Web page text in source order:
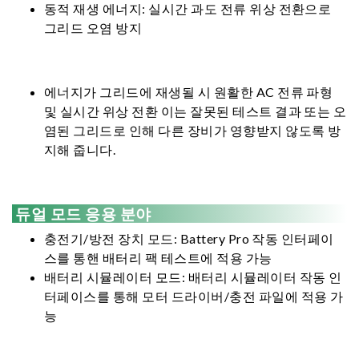
동적 재생 에너지: 실시간 과도 전류 위상 전환으로
그리드 오염 방지
에너지가 그리드에 재생될 시 원활한 AC 전류 파형
및 실시간 위상 전환 이는 잘못된 테스트 결과 또는 오
염된 그리드로 인해 다른 장비가 영향받지 않도록 방
지해 줍니다.
듀얼 모드 응용 분야
충전기/방전 장치 모드: Battery Pro 작동 인터페이
스를 통핸 배터리 팩 테스트에 적용 가능
배터리 시뮬레이터 모드: 배터리 시뮬레이터 작동 인
터페이스를 통해 모터 드라이버/충전 파일에 적용 가
능